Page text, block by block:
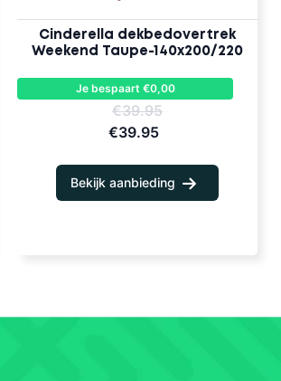
Cinderella dekbedovertrek
Weekend Taupe-140x200/220
Je bespaart €0,00
€39.95
€39.95
Bekijk aanbieding